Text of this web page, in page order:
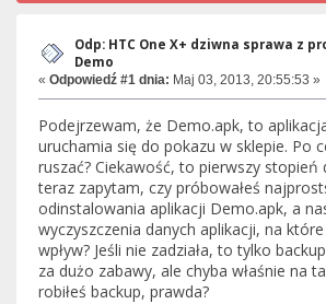
Odp: HTC One X+ dziwna sprawa z
Demo
« Odpowiedź #1 dnia: Maj 03, 2013, 20:55:53 »
Podejrzewam, że Demo.apk, to
uruchamia się do pokazu w sklepie. Po
ruszać? Ciekawość, to pierwszy stopień
teraz zapytam, czy próbowałeś
odinstalowania aplikacji Demo.apk, a
wyczyszczenia danych aplikacji, na które
wpływ? Jeśli nie zadziała, to tylko
za dużo zabawy, ale chyba właśnie na
robiłeś backup, prawda?